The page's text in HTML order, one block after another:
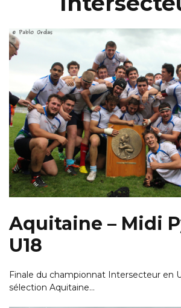
Aquitaine – Midi
U18
Finale du championnat Intersecteur en
sélection Aquitaine…